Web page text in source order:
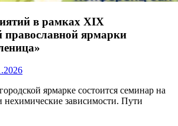
в рамках XIX
ярмарки
ярмарке состоится семинар на
зависимости. Пути